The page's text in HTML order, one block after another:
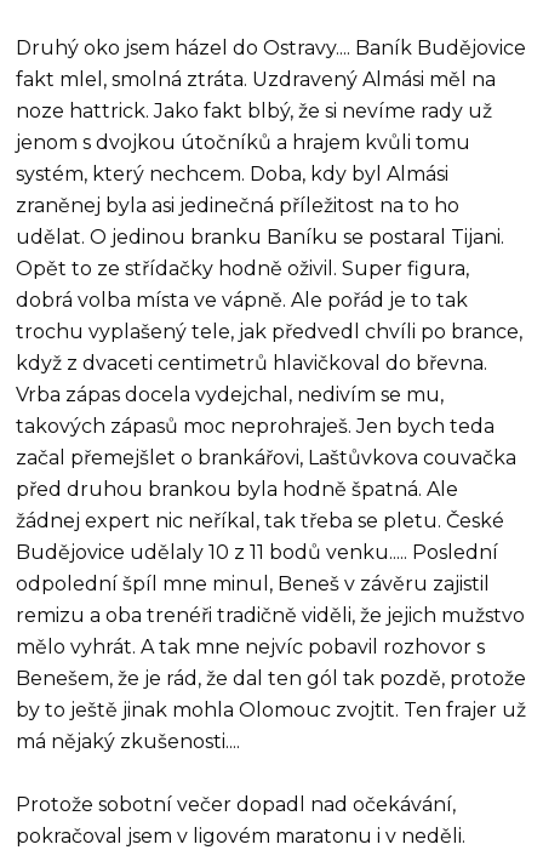
Druhý oko jsem házel do Ostravy.... Baník Budějovice
fakt mlel, smolná ztráta. Uzdravený Almási měl na
noze hattrick. Jako fakt blbý, že si nevíme rady už
jenom s dvojkou útočníků a hrajem kvůli tomu
systém, který nechcem. Doba, kdy byl Almási
zraněnej byla asi jedinečná příležitost na to ho
udělat. O jedinou branku Baníku se postaral Tijani.
Opět to ze střídačky hodně oživil. Super figura,
dobrá volba místa ve vápně. Ale pořád je to tak
trochu vyplašený tele, jak předvedl chvíli po brance,
když z dvaceti centimetrů hlavičkoval do břevna.
Vrba zápas docela vydejchal, nedivím se mu,
takových zápasů moc neprohraješ. Jen bych teda
začal přemejšlet o brankářovi, Laštůvkova couvačka
před druhou brankou byla hodně špatná. Ale
žádnej expert nic neříkal, tak třeba se pletu. České
Budějovice udělaly 10 z 11 bodů venku..... Poslední
odpolední špíl mne minul, Beneš v závěru zajistil
remizu a oba trenéři tradičně viděli, že jejich mužstvo
mělo vyhrát. A tak mne nejvíc pobavil rozhovor s
Benešem, že je rád, že dal ten gól tak pozdě, protože
by to ještě jinak mohla Olomouc zvojtit. Ten frajer už
má nějaký zkušenosti....
Protože sobotní večer dopadl nad očekávání,
pokračoval jsem v ligovém maratonu i v neděli.